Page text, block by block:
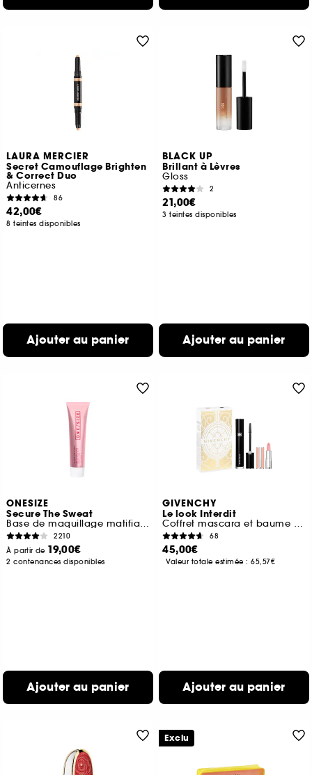
LAURA MERCIER
Secret Camouflage Brighten
& Correct Duo
Anticernes
86
42,00€
8 teintes disponibles
Ajouter au panier
BLACK UP
Brillant à Lèvres
Gloss
2
21,00€
3 teintes disponibles
Ajouter au panier
ONESIZE
Secure The Sweat
Base de maquillage matifiante waterproof
2210
À partir de 19,00€
2 contenances disponibles
Ajouter au panier
GIVENCHY
Le look Interdit
Coffret mascara et baume embellisseur de lèvres
68
45,00€
Valeur totale estimée :65,57€
Ajouter au panier
Exclu